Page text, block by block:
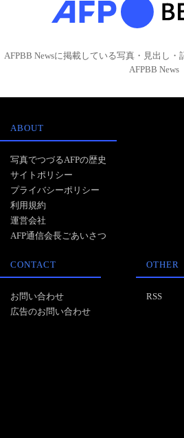
AFPBB Newsに掲載している写真・見出し
AFPBB News
ABOUT
写真でつづるAFPの歴史
サイトポリシー
プライバシーポリシー
利用規約
運営会社
AFP通信会長ごあいさつ
CONTACT
お問い合わせ
広告のお問い合わせ
OTHER
RSS